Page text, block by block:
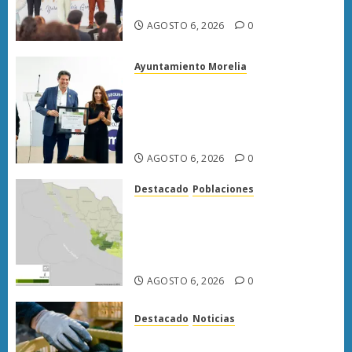
AGOSTO 6, 2026 0
Ayuntamiento Morelia
AGOSTO 6, 2026 0
Destacado Poblaciones
AGOSTO 6, 2026 0
Destacado Noticias